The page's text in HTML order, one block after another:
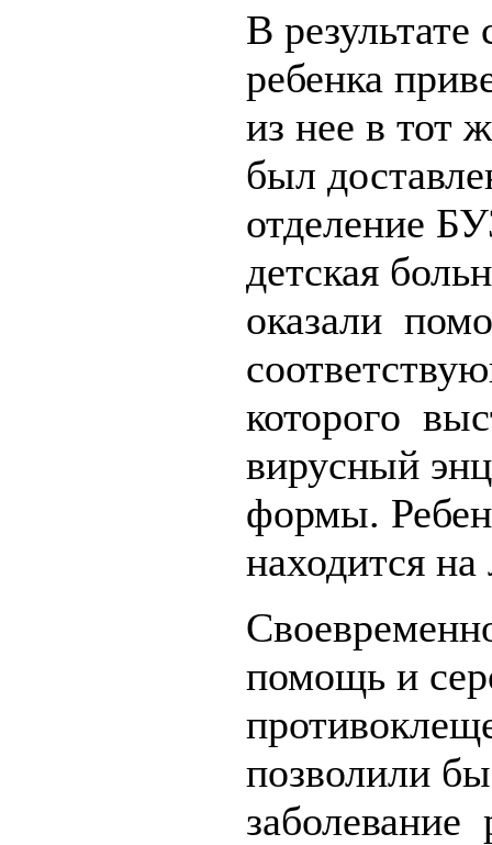
В
ребенка
из нее в тот
был
отделение
детская
оказали
которого
вирусный
формы.
находится на
помощь и
позволили
заболевание